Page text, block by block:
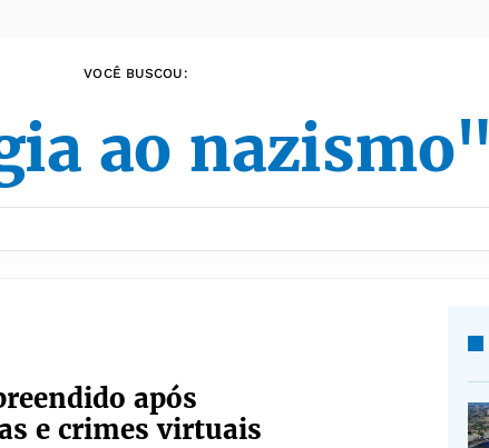
VOCÊ BUSCOU:
ao nazismo"
após
e crimes virtuais